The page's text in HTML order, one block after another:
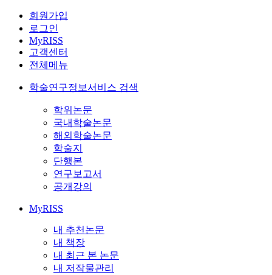
회원가입
로그인
MyRISS
고객센터
전체메뉴
학술연구정보서비스 검색
학위논문
국내학술논문
해외학술논문
학술지
단행본
연구보고서
공개강의
MyRISS
내 추천논문
내 책장
내 최근 본 논문
내 저작물관리